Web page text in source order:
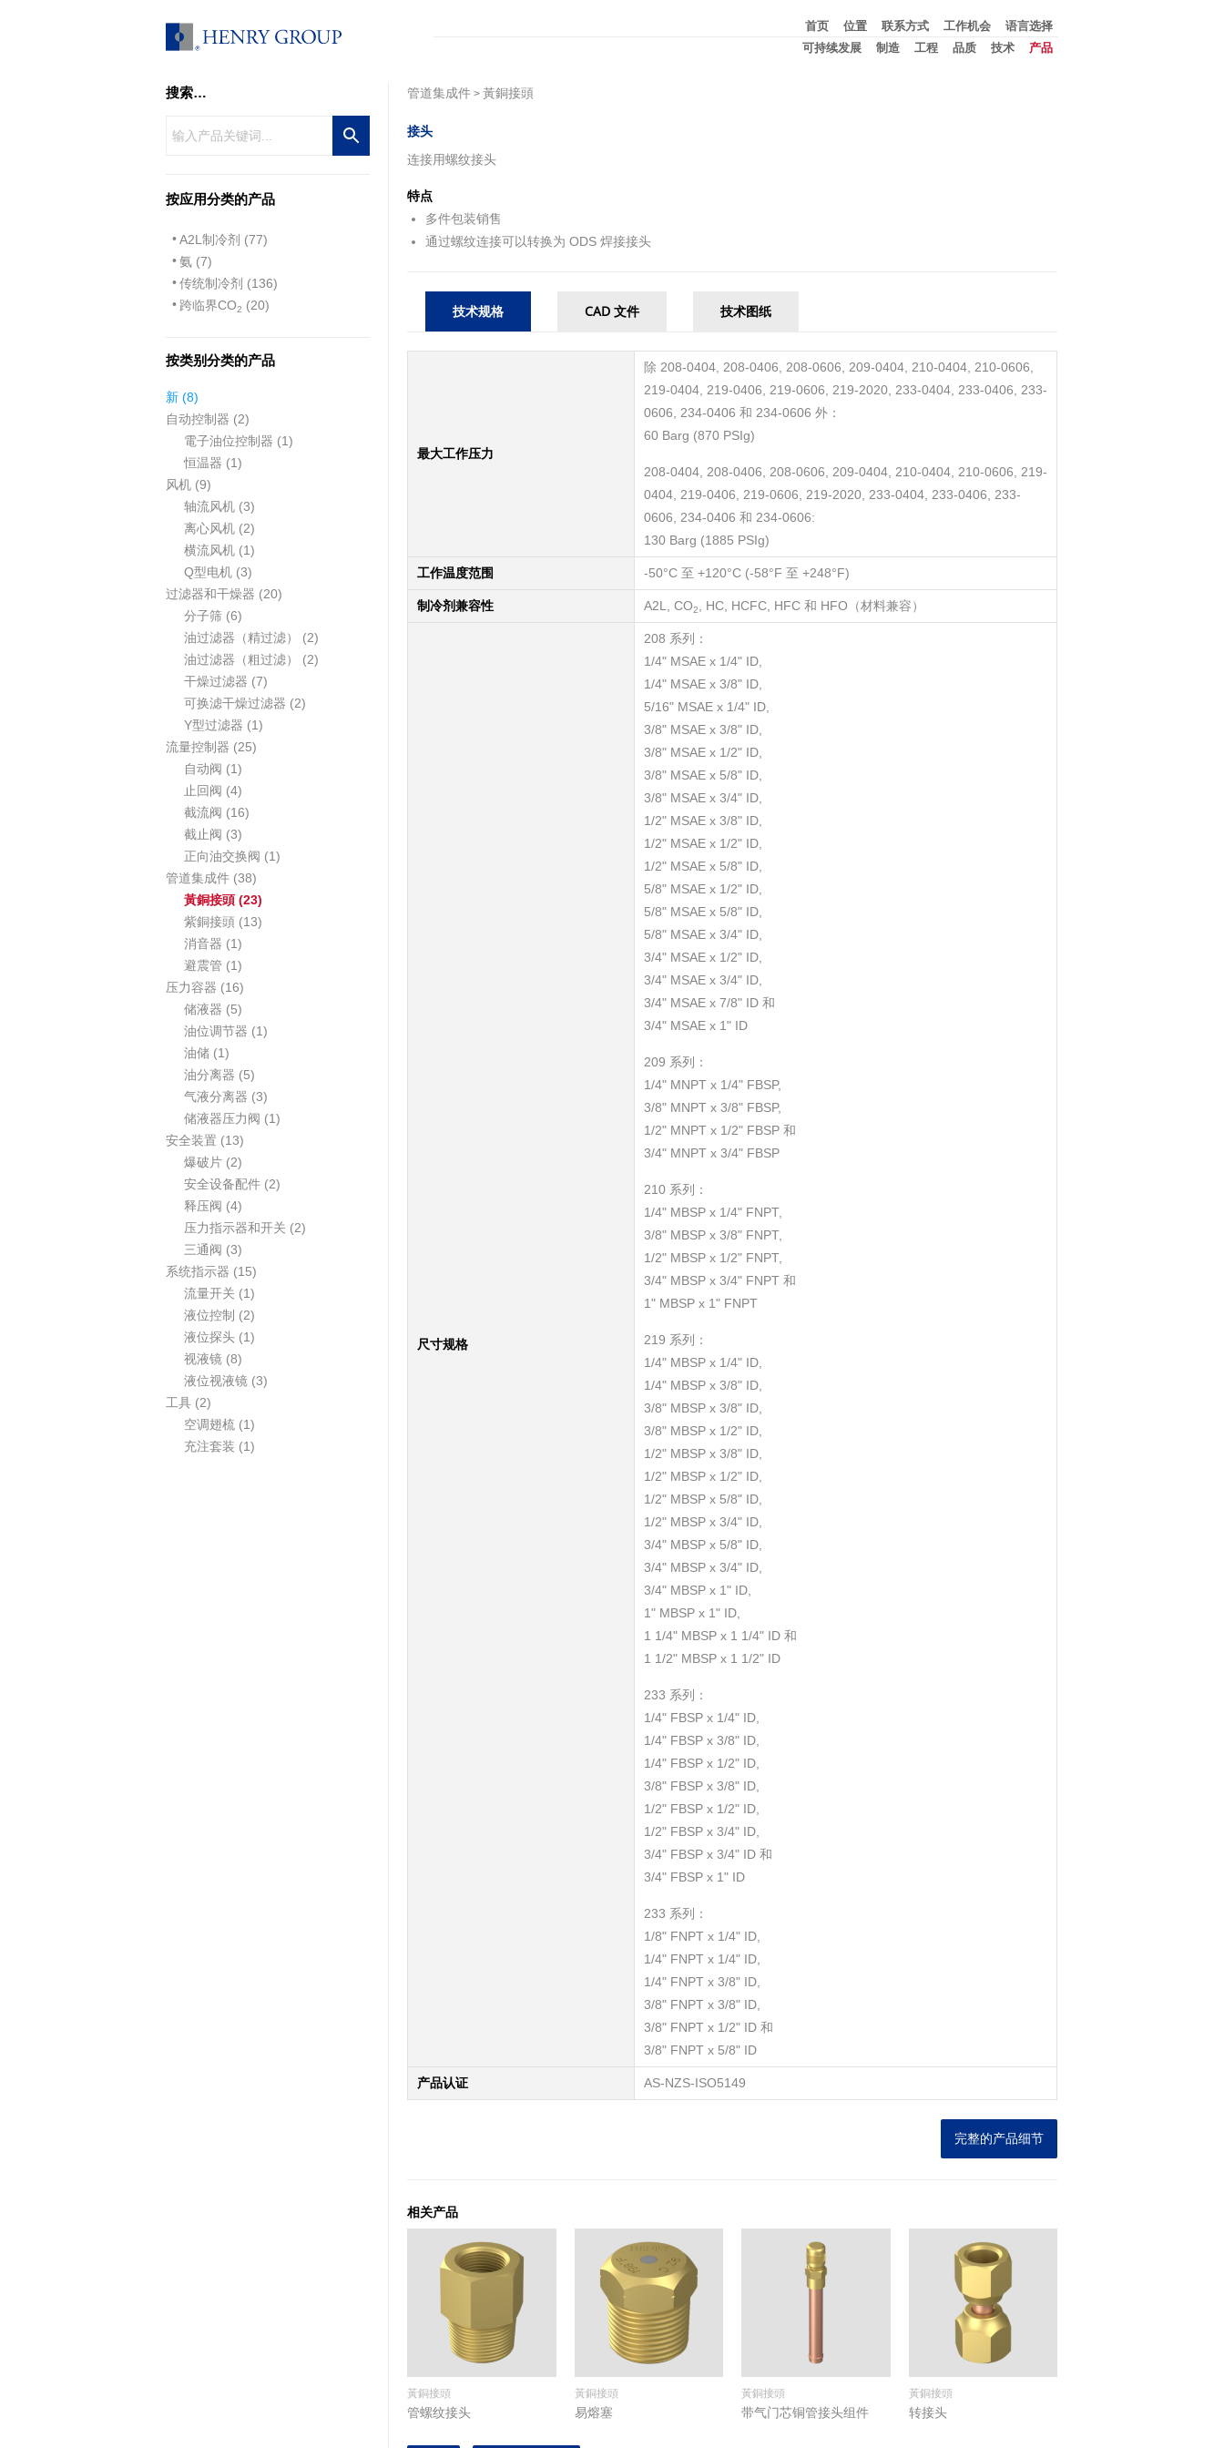
首页 位置 联系方式 工作机会
语言选择
可持续发展
制造 工程 品质 技术 产品
搜索…
按应用分类的产品
A2L制冷剂 (77)
氨 (7)
传统制冷剂 (136)
跨临界CO2 (20)
按类别分类的产品
新 88
个
产
品
自动控制器 22
个
電子油位控制器 11
恒温器 11
产
品
风机 99
个
产
品
轴流风机 33
个
产
品
离心风机 22
个
产
品
横流风机 11
个
产
Q型电机 33
个
品
过滤器和干燥器 202
个
产
分子筛 66
个
产
品
油过滤器（精过滤） 22
个
油过滤器（粗过滤） 22
干燥过滤器 77
个
可换滤干燥过滤器 22
Y型过滤器 11
流量控制器 252
自动阀 11
个
产
品
止回阀 44
个
产
品
截流阀 161
个
产
品
截止阀 33
个
产
品
正向油交换阀 11
管道集成件 383
8
个
黃銅接頭 232
3
紫銅接頭 131
消音器 11
个
产
品
避震管 11
个
产
品
压力容器 161
6
个
品
储液器 55
个
品
油位调节器 11
品
油储 11
个
产
品
油分离器 55
个
产
气液分离器 33
个
储液器压力阀 11
品
安全装置 131
3
个
产
品
爆破片 22
个
产
品
安全设备配件 22
产
释压阀 44
个
产
品
压力指示器和开关 22
三通阀 33
个
产
品
系统指示器 151
5
个
产
流量开关 11
个
产
液位控制 22
个
品
液位探头 11
产
视液镜 88
个
品
液位视液镜 33
工具 22
个
产
空调翅梳 11
个
充注套装 11
管道集成件 > 黃銅接頭
接头
连接用螺纹接头
特点
多件包装销售
通过螺纹连接可以转换为 ODS 焊接接头
技术规格 CAD 文件 技术图纸
最大工作压力
除 208-0404, 208-0406, 208-0606, 209-0404, 210-0404, 210-0606,
219-0404, 219-0406, 219-0606, 219-2020, 233-0404, 233-0406, 233-
0606, 234-0406 和 234-0606 外：
60 Barg (870 PSIg)
208-0404, 208-0406, 208-0606, 209-0404, 210-0404, 210-0606, 219-
0404, 219-0406, 219-0606, 219-2020, 233-0404, 233-0406, 233-
0606, 234-0406 和 234-0606:
130 Barg (1885 PSIg)
工作温度范围 -50°C 至 +120°C (-58°F 至 +248°F)
制冷剂兼容性 A2L, CO2, HC, HCFC, HFC 和 HFO（材料兼容）
尺寸规格
208 系列：
1/4" MSAE x 1/4" ID,
1/4" MSAE x 3/8" ID,
5/16" MSAE x 1/4" ID,
3/8" MSAE x 3/8" ID,
3/8" MSAE x 1/2" ID,
3/8" MSAE x 5/8" ID,
3/8" MSAE x 3/4" ID,
1/2" MSAE x 3/8" ID,
1/2" MSAE x 1/2" ID,
1/2" MSAE x 5/8" ID,
5/8" MSAE x 1/2" ID,
5/8" MSAE x 5/8" ID,
5/8" MSAE x 3/4" ID,
3/4" MSAE x 1/2" ID,
3/4" MSAE x 3/4" ID,
3/4" MSAE x 7/8" ID 和
3/4" MSAE x 1" ID
209 系列：
1/4" MNPT x 1/4" FBSP,
3/8" MNPT x 3/8" FBSP,
1/2" MNPT x 1/2" FBSP 和
3/4" MNPT x 3/4" FBSP
210 系列：
1/4" MBSP x 1/4" FNPT,
3/8" MBSP x 3/8" FNPT,
1/2" MBSP x 1/2" FNPT,
3/4" MBSP x 3/4" FNPT 和
1" MBSP x 1" FNPT
219 系列：
1/4" MBSP x 1/4" ID,
1/4" MBSP x 3/8" ID,
3/8" MBSP x 3/8" ID,
3/8" MBSP x 1/2" ID,
1/2" MBSP x 3/8" ID,
1/2" MBSP x 1/2" ID,
1/2" MBSP x 5/8" ID,
1/2" MBSP x 3/4" ID,
3/4" MBSP x 5/8" ID,
3/4" MBSP x 3/4" ID,
3/4" MBSP x 1" ID,
1" MBSP x 1" ID,
1 1/4" MBSP x 1 1/4" ID 和
1 1/2" MBSP x 1 1/2" ID
233 系列：
1/4" FBSP x 1/4" ID,
1/4" FBSP x 3/8" ID,
1/4" FBSP x 1/2" ID,
3/8" FBSP x 3/8" ID,
1/2" FBSP x 1/2" ID,
1/2" FBSP x 3/4" ID,
3/4" FBSP x 3/4" ID 和
3/4" FBSP x 1" ID
233 系列：
1/8" FNPT x 1/4" ID,
1/4" FNPT x 1/4" ID,
1/4" FNPT x 3/8" ID,
3/8" FNPT x 3/8" ID,
3/8" FNPT x 1/2" ID 和
3/8" FNPT x 5/8" ID
产品认证 AS-NZS-ISO5149
完整的产品细节
相关产品
黃銅接頭
管螺纹接头
黃銅接頭
易熔塞
黃銅接頭
带气门芯铜管接头组件
黃銅接頭
转接头